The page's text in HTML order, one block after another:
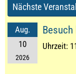
Nächste
Aug.
10
2026
Uhrzeit: